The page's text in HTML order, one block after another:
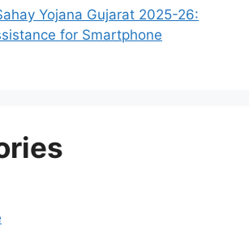
Yojana Gujarat 2025-26:
for Smartphone